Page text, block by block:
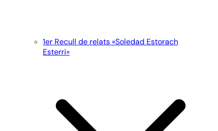
1er Recull de relats «Soledad Estorach
Esterri»